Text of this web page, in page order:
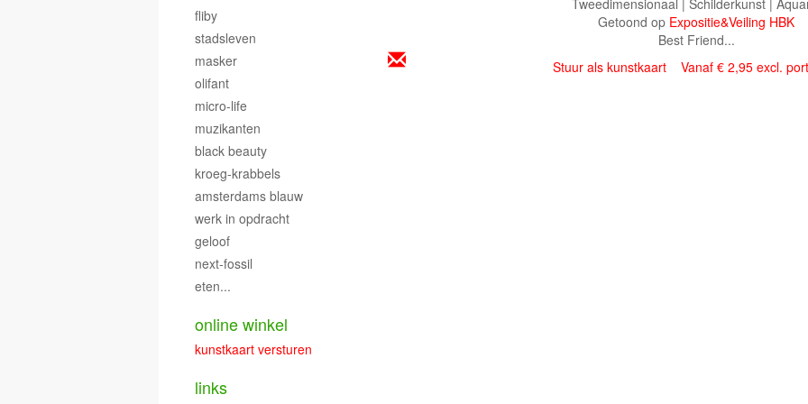
Getoond op Expositie&Veiling HBK
Best Friend...
Stuur als kunstkaart Vanaf € 2,95 excl.
fliby
stadsleven
masker
olifant
micro-life
muzikanten
black beauty
kroeg-krabbels
amsterdams blauw
werk in opdracht
geloof
next-fossil
eten...
online winkel
kunstkaart versturen
links